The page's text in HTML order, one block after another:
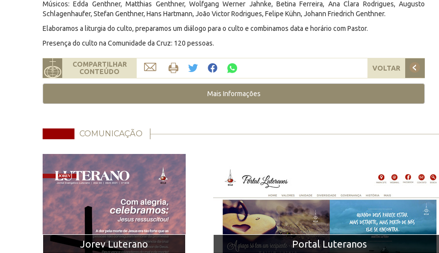
Músicos: Edda Genthner, Matthias Genthner, Wolfgang Werner Jahnke, Betina Ferreira, Ana Clara Rodrigues, Augusto
Schlagenhaufer, Stefan Genthner, Hans Hartmann, João Victor Rodrigues, Felipe Kühn, Johann Friedrich Genthner.
Elaboramos a liturgia do culto, preparamos um diálogo para o culto e combinamos data e horário com Pastor.
Presença do culto na Comunidade da Cruz: 120 pessoas.
COMPARTILHAR
CONTEÚDO
VOLTAR
Mais Informações
COMUNICAÇÃO
Jorev Luterano Portal Luteranos